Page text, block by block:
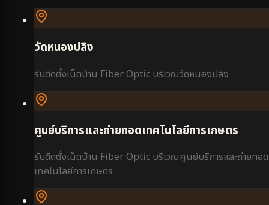
วัดหนองปลิง
รับติดตั้งเน็ตบ้าน Fiber Optic บริเวณวัดหนองปลิง
ศูนย์บริการและถ่ายทอดเทคโนโลยีการเกษตร
รับติดตั้งเน็ตบ้าน Fiber Optic บริเวณศูนย์บริการและถ่ายทอด
เทคโนโลยีการเกษตร